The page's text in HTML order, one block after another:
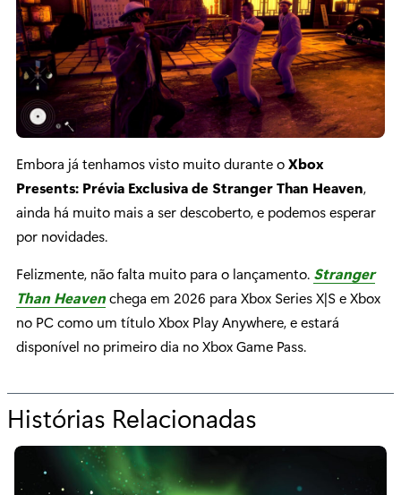
Embora já tenhamos visto muito durante oXbox
Presents: Prévia Exclusiva de Stranger Than Heaven,
ainda há muito mais a ser descoberto, e podemos esperar
por novidades.
Felizmente, não falta muito para o lançamento. Stranger
Than Heavenchega em 2026 para Xbox Series X|S e Xbox
no PC como um título Xbox Play Anywhere, e estará
disponível no primeiro dia no Xbox Game Pass.
Histórias Relacionadas
a